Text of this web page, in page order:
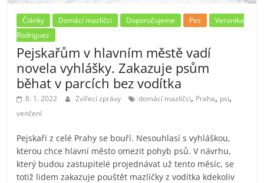
Články Domácí mazlíčci Doporučujeme Pes
Veronika
Rodriguez
Pejskařům v hlavním městě vadí
novela vyhlášky. Zakazuje psům
běhat v parcích bez vodítka
8. 1. 2022 Zvířecí zprávy domácí mazlíčci, Praha, psi,
venčení
Pejskaři z celé Prahy se bouří. Nesouhlasí s vyhláškou,
kterou chce hlavní město omezit pohyb psů. V návrhu,
který budou zastupitelé projednávat už tento měsíc, se
totiž lidem zakazuje pouštět mazlíčky z vodítka kdekoliv